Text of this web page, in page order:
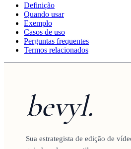
Definição
Quando usar
Exemplo
Casos de uso
Perguntas frequentes
Termos relacionados
bevyl.
Sua estrategista de edição de